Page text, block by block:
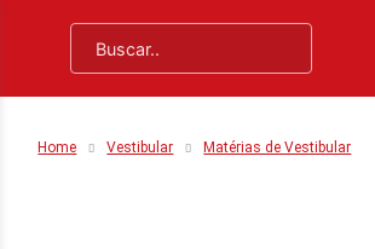
Home Vestibular Matérias de Vestibular